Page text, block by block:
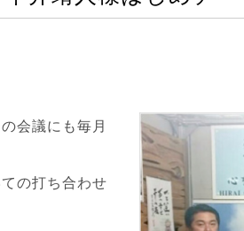
会議にも毎月
の打ち合わせ